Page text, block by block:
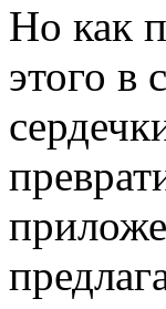
Но как
этого в